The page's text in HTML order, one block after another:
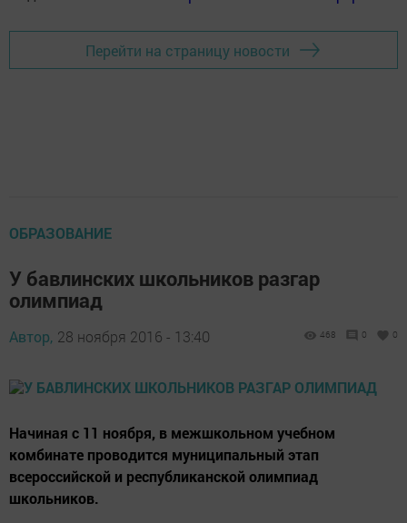
Перейти на страницу новости
ОБРАЗОВАНИЕ
У бавлинских школьников разгар
олимпиад
Автор, 28 ноября 2016 - 13:40 468 0 0
Начиная с 11 ноября, в межшкольном учебном
комбинате проводится муниципальный этап
всероссийской и республиканской олимпиад
школьников.